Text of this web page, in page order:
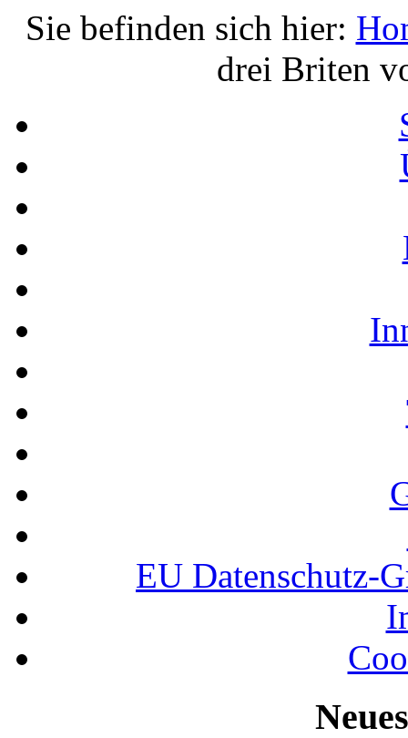
Sie befinden sich hier:
drei Briten
EU Datenschutz-